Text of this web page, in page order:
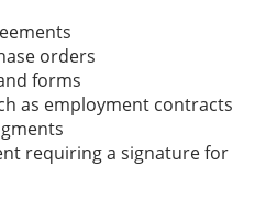
orders
forms
as employment contracts
requiring a signature for